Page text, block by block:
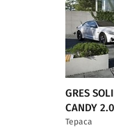
GRES
CANDY 2.0
Тераса